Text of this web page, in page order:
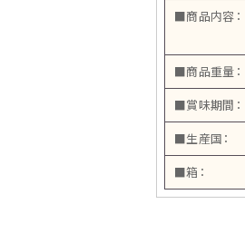
■商品内容：
■商品重量：
■賞味期間：
■生産国：
■箱：